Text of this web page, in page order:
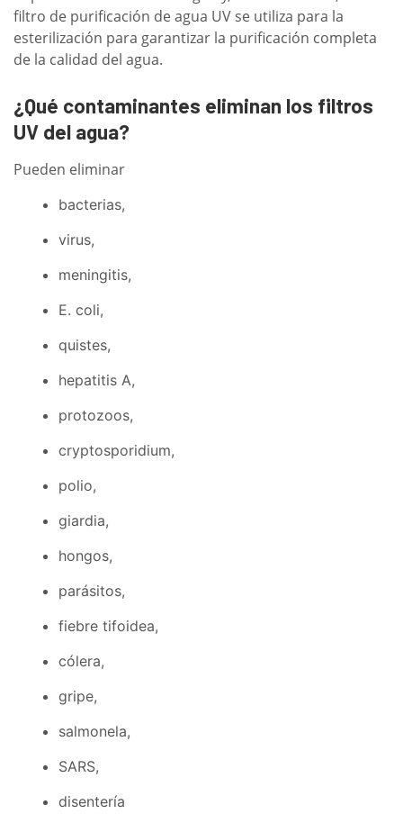
filtro de purificación de agua UV se utiliza para la
esterilización para garantizar la purificación completa
de la calidad del agua.
¿Qué contaminantes eliminan los filtros
UV del agua?
Pueden eliminar
bacterias,
virus,
meningitis,
E. coli,
quistes,
hepatitis A,
protozoos,
cryptosporidium,
polio,
giardia,
hongos,
parásitos,
fiebre tifoidea,
cólera,
gripe,
salmonela,
SARS,
disentería